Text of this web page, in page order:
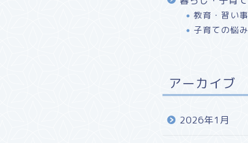
教育・習い事
子育ての悩み
アーカイブ
2026年1月